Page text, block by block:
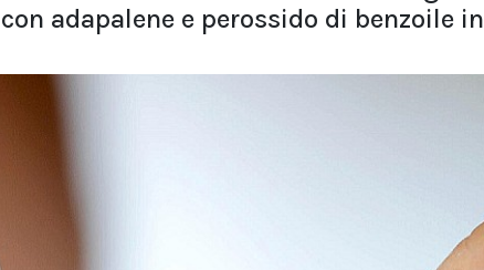
adapalene e perossido di benzoile in